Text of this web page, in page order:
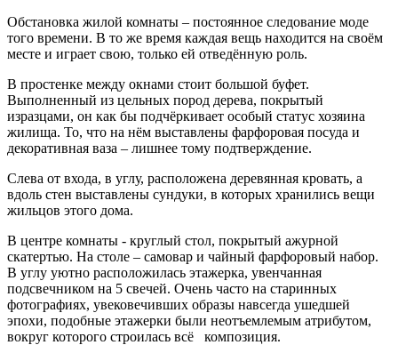
Обстановка жилой комнаты – постоянное следование моде
того времени. В то же время каждая вещь находится на своём
месте и играет свою, только ей отведённую роль.
В простенке между окнами стоит большой буфет.
Выполненный из цельных пород дерева, покрытый
изразцами, он как бы подчёркивает особый статус хозяина
жилища. То, что на нём выставлены фарфоровая посуда и
декоративная ваза – лишнее тому подтверждение.
Слева от входа, в углу, расположена деревянная кровать, а
вдоль стен выставлены сундуки, в которых хранились вещи
жильцов этого дома.
В центре комнаты - круглый стол, покрытый ажурной
скатертью. На столе – самовар и чайный фарфоровый набор.
В углу уютно расположилась этажерка, увенчанная
подсвечником на 5 свечей. Очень часто на старинных
фотографиях, увековечивших образы навсегда ушедшей
эпохи, подобные этажерки были неотъемлемым атрибутом,
вокруг которого строилась всё композиция.